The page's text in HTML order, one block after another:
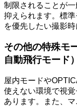
制限されることが
抑えられます。標
を優先したい撮影時
その他の特殊モ
自動飛行モード）
屋内モードや
使えない環境で視
あります。また、